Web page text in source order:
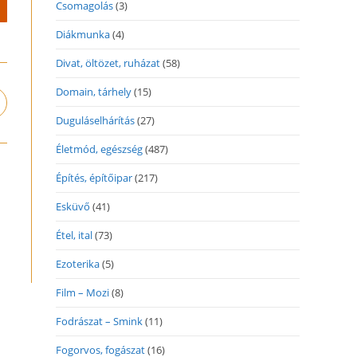
Csomagolás(3)
Diákmunka(4)
Divat, öltözet, ruházat(58)
Domain, tárhely(15)
Duguláselhárítás(27)
Életmód, egészség(487)
Építés, építőipar(217)
Esküvő (41)
Étel, ital(73)
Ezoterika(5)
Film – Mozi(8)
Fodrászat – Smink(11)
Fogorvos, fogászat(16)